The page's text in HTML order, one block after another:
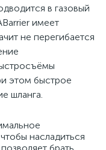
в газовый
имеет
не перегибается
этом быстрое
шланга.
насладиться